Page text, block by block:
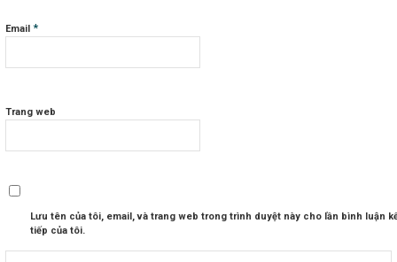
Email*
Trang web
Lưu tên của tôi, email, và trang web trong trình duyệt này cho lần bình luận
tiếp của tôi.